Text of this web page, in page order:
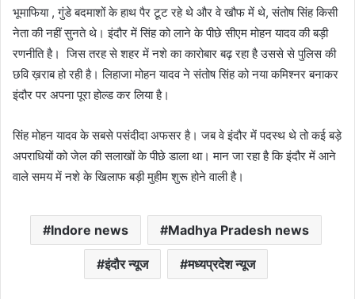
भूमाफिया , गुंडे बदमाशों के हाथ पैर टूट रहे थे और वे खौफ में थे, संतोष सिंह किसी
नेता की नहीं सुनते थे। इंदौर में सिंह को लाने के पीछे सीएम मोहन यादव की बड़ी
रणनीति है। जिस तरह से शहर में नशे का कारोबार बढ़ रहा है उससे से पुलिस की
छवि ख़राब हो रही है। लिहाजा मोहन यादव ने संतोष सिंह को नया कमिश्नर बनाकर
इंदौर पर अपना पूरा होल्ड कर लिया है।
सिंह मोहन यादव के सबसे पसंदीदा अफसर है। जब वे इंदौर में पदस्थ थे तो कई बड़े
अपराधियों को जेल की सलाखों के पीछे डाला था। मान जा रहा है कि इंदौर में आने
वाले समय में नशे के खिलाफ बड़ी मुहीम शुरू होने वाली है।
Indore news Madhya Pradesh news
इंदौर न्यूज मध्यप्रदेश न्यूज